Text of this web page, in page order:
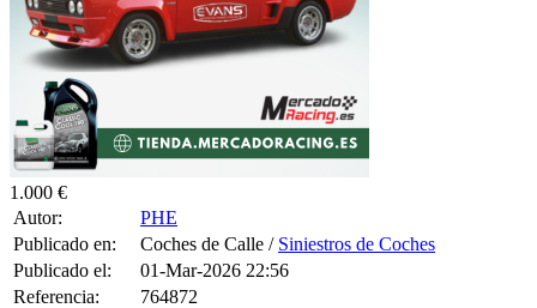
1.000 €
Autor:
PHE
Publicado en:
Coches de Calle / Siniestros de Coches
Publicado el:
01-Mar-2026 22:56
Referencia:
764872